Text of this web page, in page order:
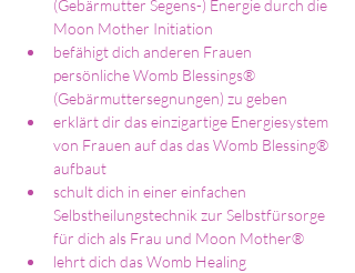
(Gebärmutter Segens-) Energie durch die
Moon Mother Initiation
befähigt dich anderen Frauen
persönliche Womb Blessings®
(Gebärmuttersegnungen) zu geben
erklärt dir das einzigartige Energiesystem
von Frauen auf das das Womb Blessing®
aufbaut
schult dich in einer einfachen
Selbstheilungstechnik zur Selbstfürsorge
für dich als Frau und Moon Mother®
lehrt dich das Womb Healing